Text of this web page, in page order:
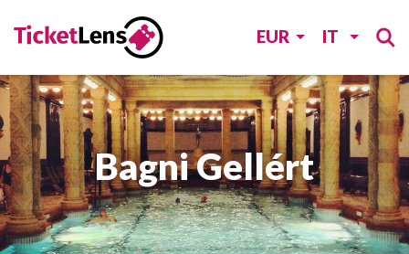
EUR IT
Bagni Gellért